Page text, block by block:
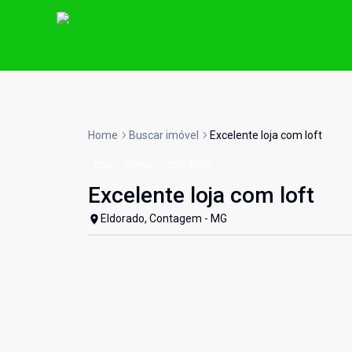
Home Buscar imóvel Excelente loja com loft
Excelente loja com loft
Eldorado, Contagem - MG